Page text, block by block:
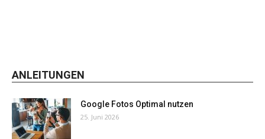
ANLEITUNGEN
Google Fotos Optimal nutzen
25. Juni 2026